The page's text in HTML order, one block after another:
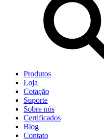
Produtos
Loja
Cotação
Suporte
Sobre nós
Certificados
Blog
Contato